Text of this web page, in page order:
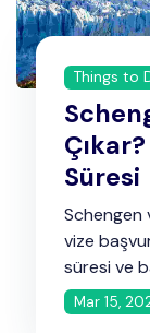
Things to
Süresi
Schengen
vize
süresi ve
Mar 15,